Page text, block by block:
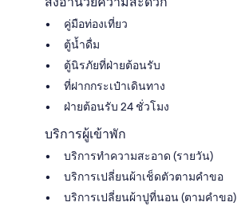
คู่มือท่องเที่ยว
ตู้น้ำดื่ม
ตู้นิรภัยที่ฝ่ายต้อนรับ
ที่ฝากกระเป๋าเดินทาง
ฝ่ายต้อนรับ 24 ชั่วโมง
บริการผู้เข้าพัก
บริการทำความสะอาด (รายวัน)
บริการเปลี่ยนผ้าเช็ดตัวตามคำขอ
บริการเปลี่ยนผ้าปูที่นอน (ตามคำขอ)